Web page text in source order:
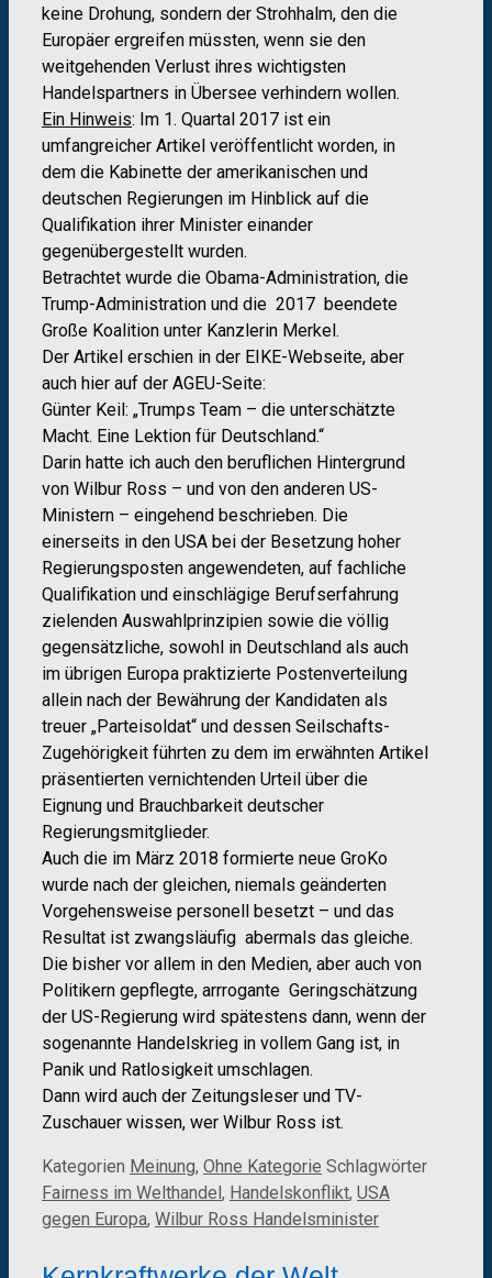
keine Drohung, sondern der Strohhalm, den die
Europäer ergreifen müssten, wenn sie den
weitgehenden Verlust ihres wichtigsten
Handelspartners in Übersee verhindern wollen.
Ein Hinweis: Im 1. Quartal 2017 ist ein
umfangreicher Artikel veröffentlicht worden, in
dem die Kabinette der amerikanischen und
deutschen Regierungen im Hinblick auf die
Qualifikation ihrer Minister einander
gegenübergestellt wurden.
Betrachtet wurde die Obama-Administration, die
Trump-Administration und die 2017 beendete
Große Koalition unter Kanzlerin Merkel.
Der Artikel erschien in der EIKE-Webseite, aber
auch hier auf der AGEU-Seite:
Günter Keil: „Trumps Team – die unterschätzte
Macht. Eine Lektion für Deutschland.“
Darin hatte ich auch den beruflichen Hintergrund
von Wilbur Ross – und von den anderen US-
Ministern – eingehend beschrieben. Die
einerseits in den USA bei der Besetzung hoher
Regierungsposten angewendeten, auf fachliche
Qualifikation und einschlägige Berufserfahrung
zielenden Auswahlprinzipien sowie die völlig
gegensätzliche, sowohl in Deutschland als auch
im übrigen Europa praktizierte Postenverteilung
allein nach der Bewährung der Kandidaten als
treuer „Parteisoldat“ und dessen Seilschafts-
Zugehörigkeit führten zu dem im erwähnten Artikel
präsentierten vernichtenden Urteil über die
Eignung und Brauchbarkeit deutscher
Regierungsmitglieder.
Auch die im März 2018 formierte neue GroKo
wurde nach der gleichen, niemals geänderten
Vorgehensweise personell besetzt – und das
Resultat ist zwangsläufig abermals das gleiche.
Die bisher vor allem in den Medien, aber auch von
Politikern gepflegte, arrrogante Geringschätzung
der US-Regierung wird spätestens dann, wenn der
sogenannte Handelskrieg in vollem Gang ist, in
Panik und Ratlosigkeit umschlagen.
Dann wird auch der Zeitungsleser und TV-
Zuschauer wissen, wer Wilbur Ross ist.
Kategorien Meinung, Ohne Kategorie Schlagwörter
Fairness im Welthandel, Handelskonflikt, USA
gegen Europa, Wilbur Ross Handelsminister